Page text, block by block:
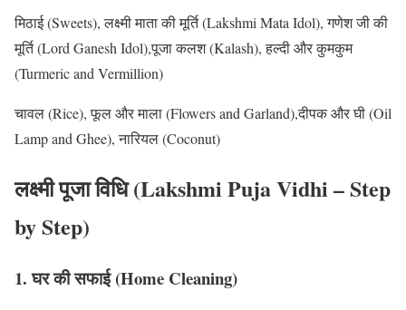
मिठाई (Sweets), लक्ष्मी माता की मूर्ति (Lakshmi Mata Idol), गणेश जी की
मूर्ति (Lord Ganesh Idol),पूजा कलश (Kalash), हल्दी और कुमकुम
(Turmeric and Vermillion)
चावल (Rice), फूल और माला (Flowers and Garland),दीपक और घी (Oil
Lamp and Ghee), नारियल (Coconut)
लक्ष्मी पूजा विधि (Lakshmi Puja Vidhi – Step
by Step)
1. घर की सफाई (Home Cleaning)